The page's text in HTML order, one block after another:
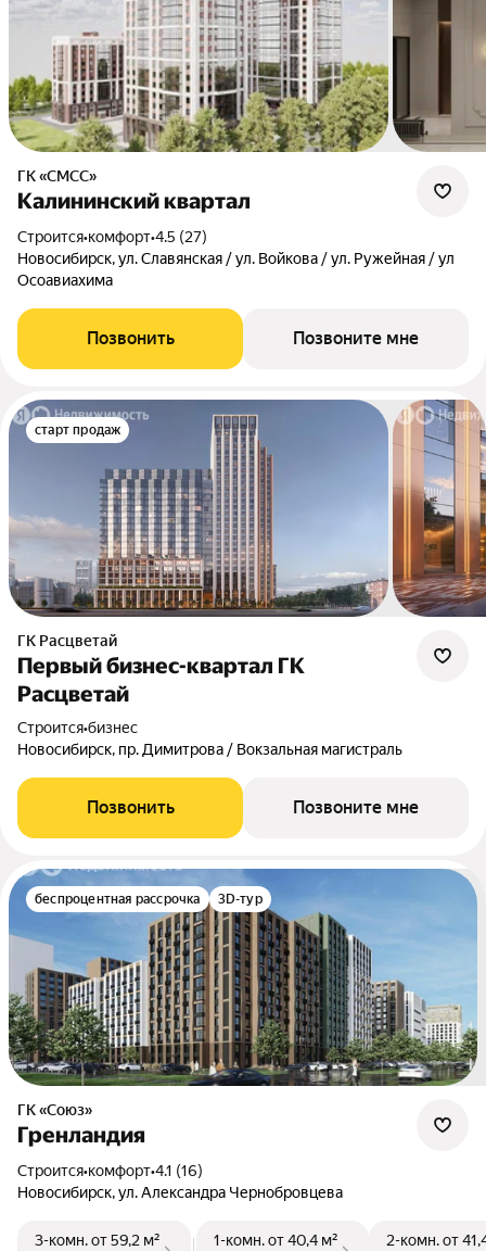
ГК «СМСС»
Калининский квартал
Строится•комфорт•4.5 (27)
Новосибирск, ул. Славянская / ул. Войкова / ул. Ружейная / ул
Осоавиахима
Позвонить Позвоните мне
старт продаж
ГК Расцветай
Первый бизнес-квартал ГК
Расцветай
Строится•бизнес
Новосибирск, пр. Димитрова / Вокзальная магистраль
Позвонить Позвоните мне
беспроцентная рассрочка 3D-тур
ГК «Союз»
Гренландия
Строится•комфорт•4.1 (16)
Новосибирск, ул. Александра Чернобровцева
3-комн.от 59,2 м²
1-комн.от 40,4 м²
2-комн.от